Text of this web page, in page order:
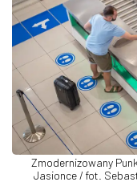
Zmodernizowany
Jasionce / fot.